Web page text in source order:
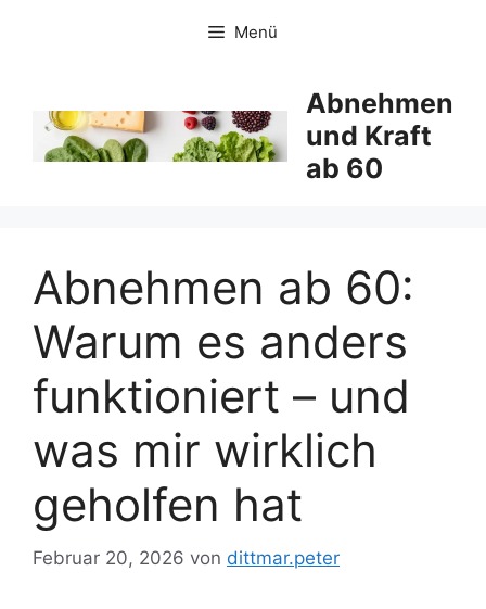
Menü
Abnehmen
und Kraft
ab 60
Abnehmen ab 60:
Warum es anders
funktioniert – und
was mir wirklich
geholfen hat
Februar 20, 2026 von dittmar.peter